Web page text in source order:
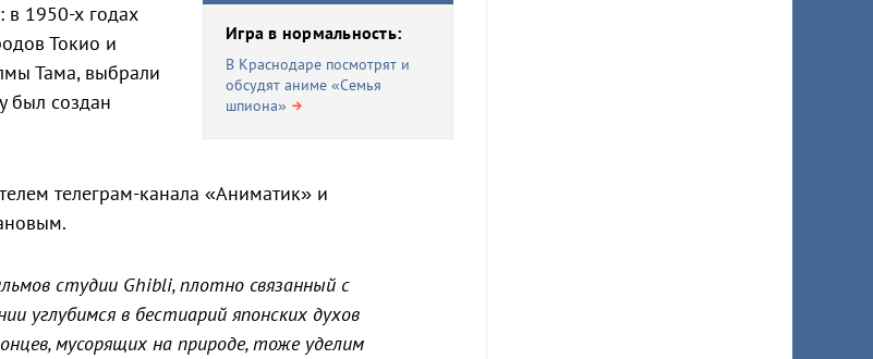
Игра в нормальность:
В Краснодаре посмотрят и
обсудят аниме «Семья
шпиона»
в 1950-х годах
Токио и
Тама, выбрали
был создан
телеграм-канала «Аниматик» и
студии Ghibli, плотно связанный с
углубимся в бестиарий японских духов
мусорящих на природе, тоже уделим